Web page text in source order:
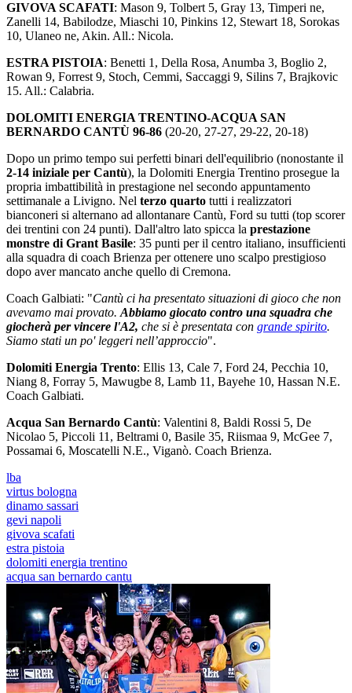
GIVOVA SCAFATI: Mason 9, Tolbert 5, Gray 13, Timperi ne,
Zanelli 14, Babilodze, Miaschi 10, Pinkins 12, Stewart 18, Sorokas
10, Ulaneo ne, Akin. All.: Nicola.
ESTRA PISTOIA: Benetti 1, Della Rosa, Anumba 3, Boglio 2,
Rowan 9, Forrest 9, Stoch, Cemmi, Saccaggi 9, Silins 7, Brajkovic
15. All.: Calabria.
DOLOMITI ENERGIA TRENTINO-ACQUA SAN
BERNARDO CANTÙ 96-86 (20-20, 27-27, 29-22, 20-18)
Dopo un primo tempo sui perfetti binari dell'equilibrio (nonostante il
2-14 iniziale per Cantù), la Dolomiti Energia Trentino prosegue la
propria imbattibilità in prestagione nel secondo appuntamento
settimanale a Livigno. Nel terzo quarto tutti i realizzatori
bianconeri si alternano ad allontanare Cantù, Ford su tutti (top scorer
dei trentini con 24 punti). Dall'altro lato spicca la prestazione
monstre di Grant Basile: 35 punti per il centro italiano, insufficienti
alla squadra di coach Brienza per ottenere uno scalpo prestigioso
dopo aver mancato anche quello di Cremona.
Coach Galbiati: "Cantù ci ha presentato situazioni di gioco che non
avevamo mai provato. Abbiamo giocato contro una squadra che
giocherà per vincere l'A2, che si è presentata con grande spirito.
Siamo stati un po' leggeri nell’approccio".
Dolomiti Energia Trento: Ellis 13, Cale 7, Ford 24, Pecchia 10,
Niang 8, Forray 5, Mawugbe 8, Lamb 11, Bayehe 10, Hassan N.E.
Coach Galbiati.
Acqua San Bernardo Cantù: Valentini 8, Baldi Rossi 5, De
Nicolao 5, Piccoli 11, Beltrami 0, Basile 35, Riismaa 9, McGee 7,
Possamai 6, Moscatelli N.E., Viganò. Coach Brienza.
lba
virtus bologna
dinamo sassari
gevi napoli
givova scafati
estra pistoia
dolomiti energia trentino
acqua san bernardo cantu